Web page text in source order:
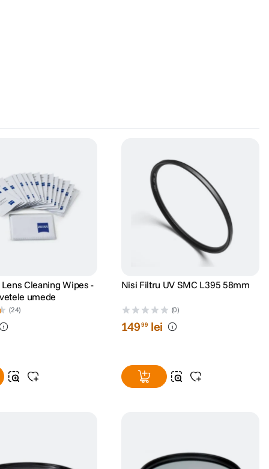
Cleaning Wipes -
umede
(24)
Nisi Filtru UV SMC L395 58mm
(0)
14999 lei